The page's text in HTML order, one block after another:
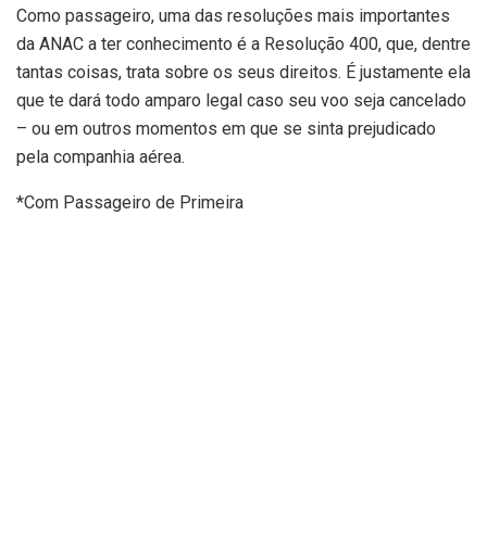
Como passageiro, uma das resoluções mais importantes
da ANAC a ter conhecimento é a Resolução 400, que, dentre
tantas coisas, trata sobre os seus direitos. É justamente ela
que te dará todo amparo legal caso seu voo seja cancelado
– ou em outros momentos em que se sinta prejudicado
pela companhia aérea.
*Com Passageiro de Primeira